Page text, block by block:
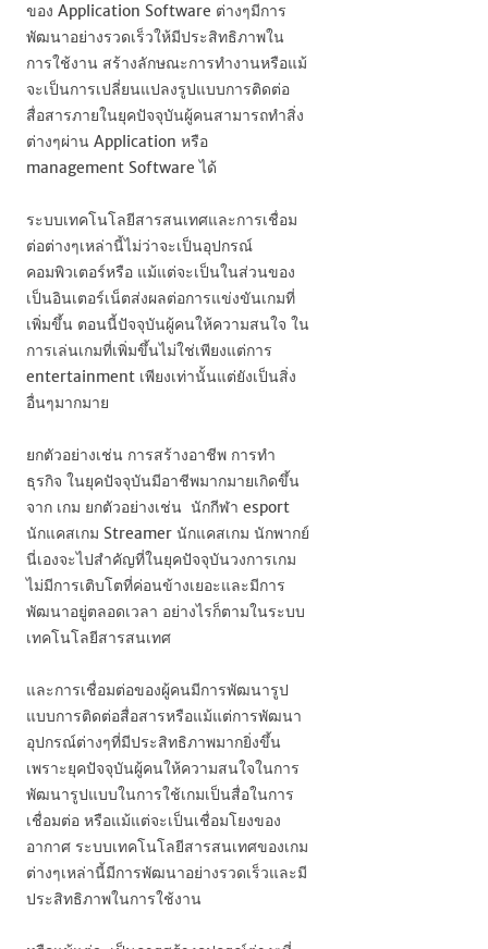
ของ Application Software ต่างๆมีการ
พัฒนาอย่างรวดเร็วให้มีประสิทธิภาพใน
การใช้งาน สร้างลักษณะการทำงานหรือแม้
จะเป็นการเปลี่ยนแปลงรูปแบบการติดต่อ
สื่อสารภายในยุคปัจจุบันผู้คนสามารถทำสิ่ง
ต่างๆผ่าน Application หรือ
management Software ได้
ระบบเทคโนโลยีสารสนเทศและการเชื่อม
ต่อต่างๆเหล่านี้ไม่ว่าจะเป็นอุปกรณ์
คอมพิวเตอร์หรือ แม้แต่จะเป็นในส่วนของ
เป็นอินเตอร์เน็ตส่งผลต่อการแข่งขันเกมที่
เพิ่มขึ้น ตอนนี้ปัจจุบันผู้คนให้ความสนใจ ใน
การเล่นเกมที่เพิ่มขึ้นไม่ใช่เพียงแต่การ
entertainment เพียงเท่านั้นแต่ยังเป็นสิ่ง
อื่นๆมากมาย
ยกตัวอย่างเช่น การสร้างอาชีพ การทำ
ธุรกิจ ในยุคปัจจุบันมีอาชีพมากมายเกิดขึ้น
จาก เกม ยกตัวอย่างเช่น นักกีฬา esport
นักแคสเกม Streamer นักแคสเกม นักพากย์
นี่เองจะไปสำคัญที่ในยุคปัจจุบันวงการเกม
ไม่มีการเติบโตที่ค่อนข้างเยอะและมีการ
พัฒนาอยู่ตลอดเวลา อย่างไรก็ตามในระบบ
เทคโนโลยีสารสนเทศ
และการเชื่อมต่อของผู้คนมีการพัฒนารูป
แบบการติดต่อสื่อสารหรือแม้แต่การพัฒนา
อุปกรณ์ต่างๆที่มีประสิทธิภาพมากยิ่งขึ้น
เพราะยุคปัจจุบันผู้คนให้ความสนใจในการ
พัฒนารูปแบบในการใช้เกมเป็นสื่อในการ
เชื่อมต่อ หรือแม้แต่จะเป็นเชื่อมโยงของ
อากาศ ระบบเทคโนโลยีสารสนเทศของเกม
ต่างๆเหล่านี้มีการพัฒนาอย่างรวดเร็วและมี
ประสิทธิภาพในการใช้งาน